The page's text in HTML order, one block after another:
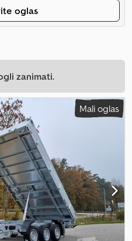
oglas
zanimati.
Mali oglas